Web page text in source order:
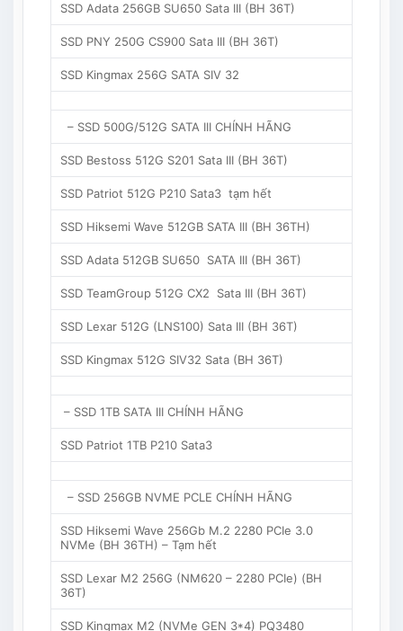
SSD Adata 256GB SU650 Sata III (BH 36T)
SSD PNY 250G CS900 Sata III (BH 36T)
SSD Kingmax 256G SATA SIV 32
– SSD 500G/512G SATA III CHÍNH HÃNG
SSD Bestoss 512G S201 Sata III (BH 36T)
SSD Patriot 512G P210 Sata3 tạm hết
SSD Hiksemi Wave 512GB SATA III (BH 36TH)
SSD Adata 512GB SU650 SATA III (BH 36T)
SSD TeamGroup 512G CX2 Sata III (BH 36T)
SSD Lexar 512G (LNS100) Sata III (BH 36T)
SSD Kingmax 512G SIV32 Sata (BH 36T)
– SSD 1TB SATA III CHÍNH HÃNG
SSD Patriot 1TB P210 Sata3
– SSD 256GB NVME PCLE CHÍNH HÃNG
SSD Hiksemi Wave 256Gb M.2 2280 PCIe 3.0
NVMe (BH 36TH) – Tạm hết
SSD Lexar M2 256G (NM620 – 2280 PCIe) (BH
36T)
SSD Kingmax M2 (NVMe GEN 3*4) PQ3480